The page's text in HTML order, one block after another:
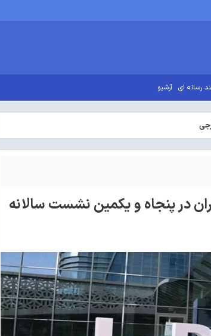
رسانه ای آرشیو
در پنجاه و یکمین نشست سالانه